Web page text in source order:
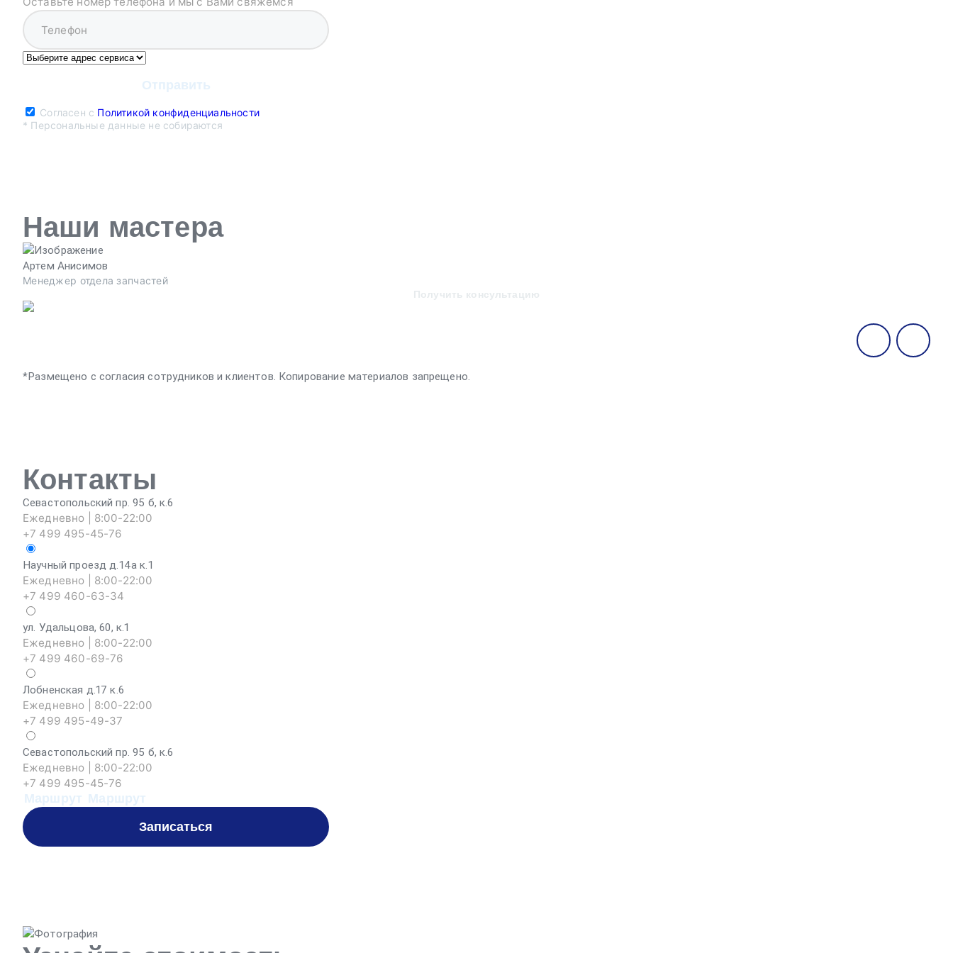
Согласен с Политикой конфиденциальности
* Персональные данные не собираются
Наши мастера
Артем Анисимов
Менеджер отдела запчастей
Получить консультацию
*Размещено с согласия сотрудников и клиентов. Копирование материалов запрещено.
Контакты
Севастопольский пр. 95 б, к.6
Ежедневно | 8:00-22:00
+7 499 495-45-76
Научный проезд д.14а к.1
Ежедневно | 8:00-22:00
+7 499 460-63-34
ул. Удальцова, 60, к.1
Ежедневно | 8:00-22:00
+7 499 460-69-76
Лобненская д.17 к.6
Ежедневно | 8:00-22:00
+7 499 495-49-37
Севастопольский пр. 95 б, к.6
Ежедневно | 8:00-22:00
+7 499 495-45-76
Маршрут Маршрут
Записаться